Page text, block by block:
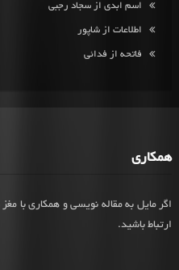
اسم ابدی از سجاد رجبی
اطلاعات از شاپور
فاتحه از فدائی
همکاری
اگر مایل به مقاله نویسی و همکاری با
ارتباط باشید.